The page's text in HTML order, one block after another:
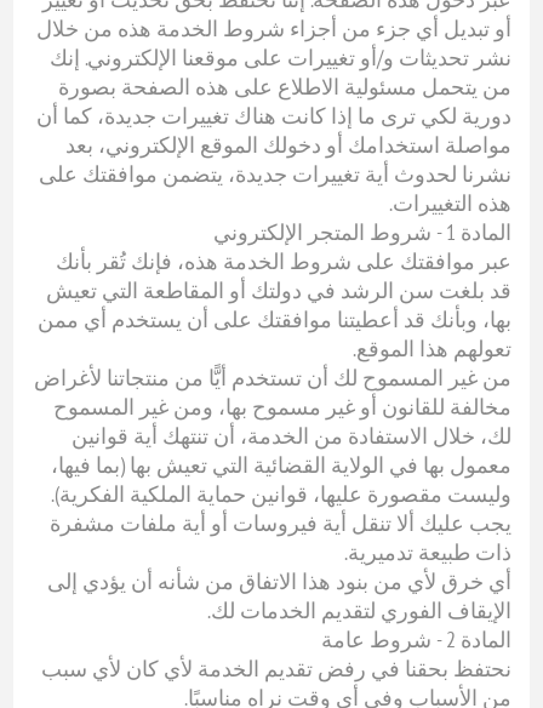
أو تبديل أي جزء من أجزاء شروط الخدمة هذه من خلال
نشر تحديثات و/أو تغييرات على موقعنا الإلكتروني. إنك
من يتحمل مسئولية الاطلاع على هذه الصفحة بصورة
دورية لكي ترى ما إذا كانت هناك تغييرات جديدة، كما أن
مواصلة استخدامك أو دخولك الموقع الإلكتروني، بعد
نشرنا لحدوث أية تغييرات جديدة، يتضمن موافقتك على
هذه التغييرات.
المادة 1 - شروط المتجر الإلكتروني
عبر موافقتك على شروط الخدمة هذه، فإنك تُقر بأنك
قد بلغت سن الرشد في دولتك أو المقاطعة التي تعيش
بها، وبأنك قد أعطيتنا موافقتك على أن يستخدم أي ممن
تعولهم هذا الموقع.
من غير المسموح لك أن تستخدم أيًّا من منتجاتنا لأغراض
مخالفة للقانون أو غير مسموح بها، ومن غير المسموح
لك، خلال الاستفادة من الخدمة، أن تنتهك أية قوانين
معمول بها في الولاية القضائية التي تعيش بها (بما فيها،
وليست مقصورة عليها، قوانين حماية الملكية الفكرية).
يجب عليك ألا تنقل أية فيروسات أو أية ملفات مشفرة
ذات طبيعة تدميرية.
أي خرق لأي من بنود هذا الاتفاق من شأنه أن يؤدي إلى
الإيقاف الفوري لتقديم الخدمات لك.
المادة 2 - شروط عامة
نحتفظ بحقنا في رفض تقديم الخدمة لأي كان لأي سبب
من الأسباب وفي أي وقت نراه مناسبًا.